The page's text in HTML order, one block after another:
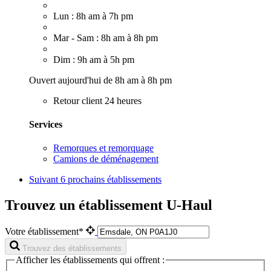
Lun : 8h am à 7h pm
Mar - Sam : 8h am à 8h pm
Dim : 9h am à 5h pm
Ouvert aujourd'hui de 8h am à 8h pm
Retour client 24 heures
Services
Remorques et remorquage
Camions de déménagement
Suivant 6 prochains établissements
Trouvez un établissement U-Haul
Votre établissement*
Trouvez des établissements
Afficher les établissements qui offrent :